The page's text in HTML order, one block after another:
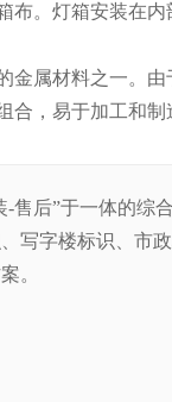
。灯箱安装在
属材料之一。
，易于加工和制
后”于一体的综
写字楼标识、市
。